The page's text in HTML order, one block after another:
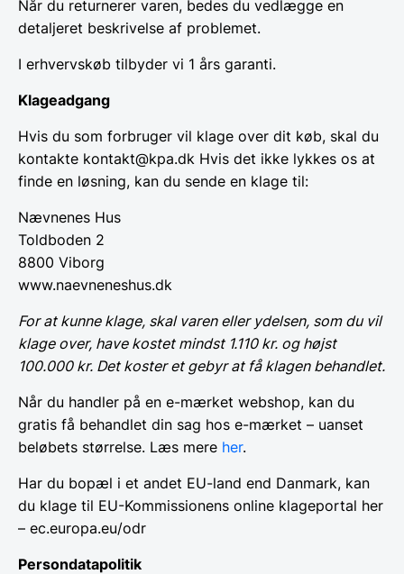
Når du returnerer varen, bedes du vedlægge en
detaljeret beskrivelse af problemet.
I erhvervskøb tilbyder vi 1 års garanti.
Klageadgang
Hvis du som forbruger vil klage over dit køb, skal du
kontakte kontakt@kpa.dk Hvis det ikke lykkes os at
finde en løsning, kan du sende en klage til:
Nævnenes Hus
Toldboden 2
8800 Viborg
www.naevneneshus.dk
For at kunne klage, skal varen eller ydelsen, som du vil
klage over, have kostet mindst 1.110 kr. og højst
100.000 kr. Det koster et gebyr at få klagen behandlet.
Når du handler på en e-mærket webshop, kan du
gratis få behandlet din sag hos e-mærket – uanset
beløbets størrelse. Læs mere her.
Har du bopæl i et andet EU-land end Danmark, kan
du klage til EU-Kommissionens online klageportal her
– ec.europa.eu/odr
Persondatapolitik